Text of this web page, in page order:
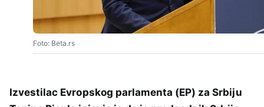
Foto: Beta.rs
Izvestilac Evropskog parlamenta (EP) za Srbiju